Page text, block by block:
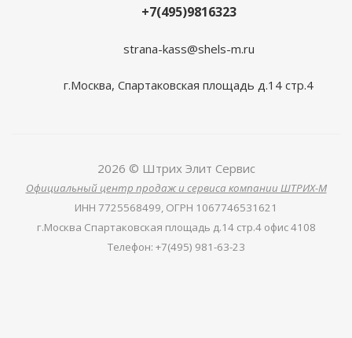
+7(495)9816323
strana-kass@shels-m.ru
г.Москва, Спартаковская площадь д.14 стр.4
2026 © Штрих Элит Сервис
Официальный центр продаж и сервиса компании ШТРИХ-М
ИНН 7725568499, ОГРН 1067746531621
г.Москва Спартаковская площадь д.14 стр.4 офис 4108
Телефон: +7(495) 981-63-23